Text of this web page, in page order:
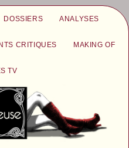
DOSSIERS ANALYSES
CRITIQUES MAKING OF
TV